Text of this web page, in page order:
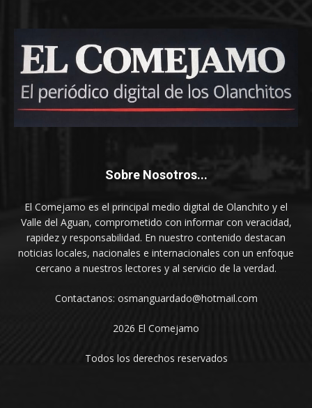
Sobre Nosotros...
El Comejamo es el principal medio digital de Olanchito y el
Valle del Aguan, comprometido con informar con veracidad,
rapidez y responsabilidad. En nuestro contenido destacan
noticias locales, nacionales e internacionales con un enfoque
cercano a nuestros lectores y al servicio de la verdad.
Contactanos: osmanguardado@hotmail.com
2026 El Comejamo
Todos los derechos reservados